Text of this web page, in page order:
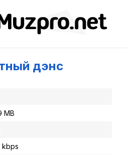
дэнс
MB
kbps